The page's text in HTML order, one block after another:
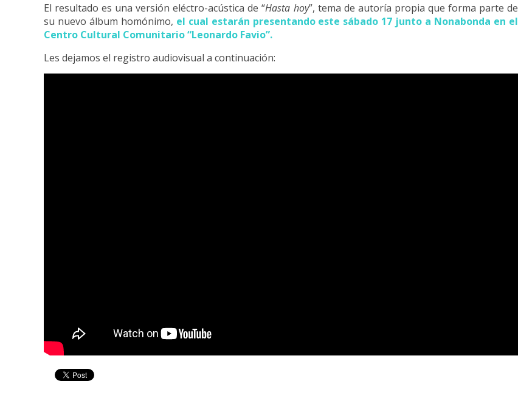
El resultado es una versión eléctro-acústica de “Hasta hoy”, tema de autoría propia que forma parte de
su nuevo álbum homónimo, el cual estarán presentando este sábado 17 junto a Nonabonda en el
Centro Cultural Comunitario “Leonardo Favio”.
Les dejamos el registro audiovisual a continuación: